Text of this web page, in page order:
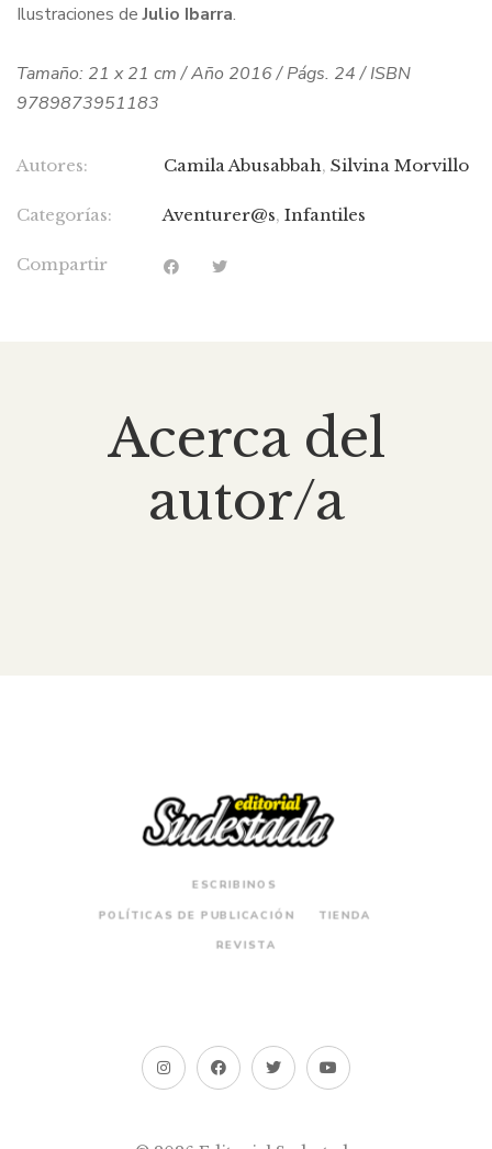
Ilustraciones deJulio Ibarra.
Tamaño: 21 x 21 cm / Año 2016 / Págs. 24 / ISBN
9789873951183
Autores: Camila Abusabbah, Silvina Morvillo
Categorías: Aventurer@s, Infantiles
Compartir
Acerca del
autor/a
ESCRIBINOS
POLÍTICAS DE PUBLICACIÓN TIENDA
REVISTA